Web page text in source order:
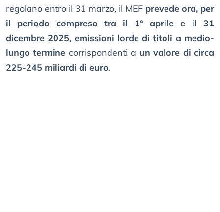
regolano entro il 31 marzo, il MEF prevede ora, per
il periodo compreso tra il 1° aprile e il 31
dicembre 2025, emissioni lorde di titoli a medio-
lungo termine corrispondenti a un valore di circa
225-245 miliardi di euro.